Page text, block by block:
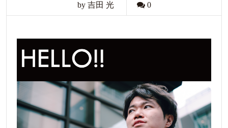
by 吉田 光 0